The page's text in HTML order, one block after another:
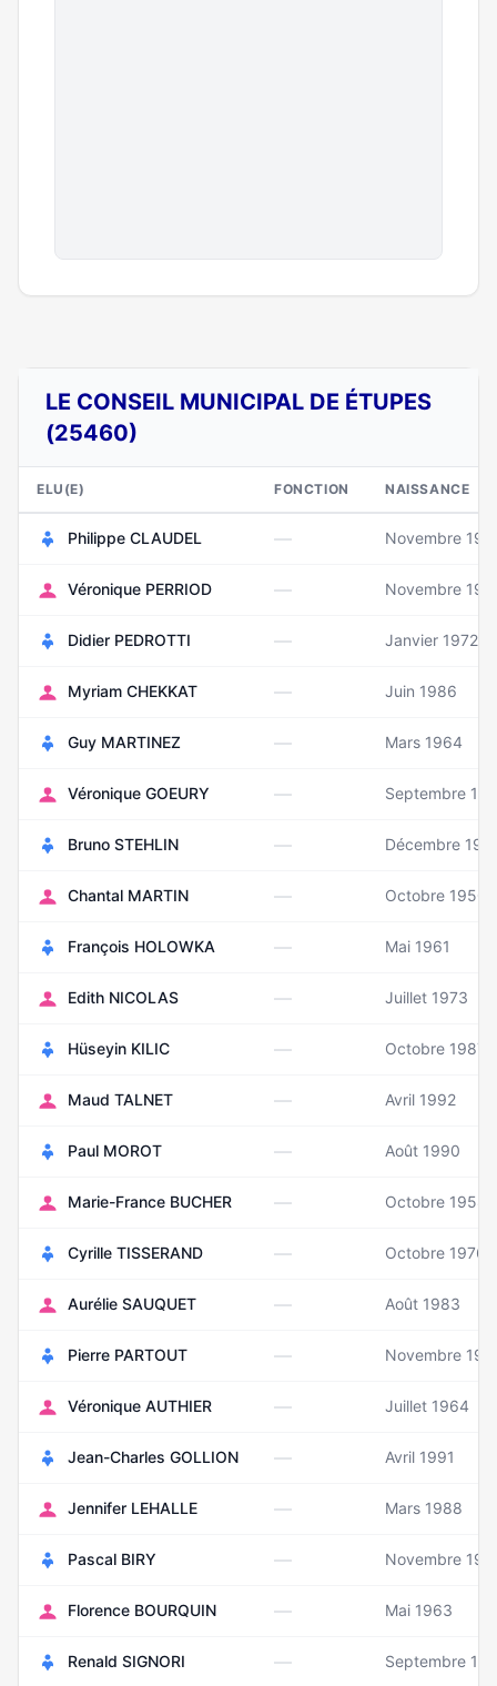
LE CONSEIL MUNICIPAL DE ÉTUPES
(25460)
ELU(E) FONCTION NAISSANCE
Philippe CLAUDEL — Novembre
Véronique PERRIOD — Novembre
Didier PEDROTTI — Janvier 1972
Myriam CHEKKAT — Juin 1986
Guy MARTINEZ — Mars 1964
Véronique GOEURY — Septembre
Bruno STEHLIN — Décembre
Chantal MARTIN — Octobre 1950
François HOLOWKA — Mai 1961
Edith NICOLAS — Juillet 1973
Hüseyin KILIC — Octobre 1987
Maud TALNET — Avril 1992
Paul MOROT — Août 1990
Marie-France BUCHER — Octobre 1958
Cyrille TISSERAND — Octobre 1976
Aurélie SAUQUET — Août 1983
Pierre PARTOUT — Novembre
Véronique AUTHIER — Juillet 1964
Jean-Charles GOLLION — Avril 1991
Jennifer LEHALLE — Mars 1988
Pascal BIRY — Novembre
Florence BOURQUIN — Mai 1963
Renald SIGNORI — Septembre